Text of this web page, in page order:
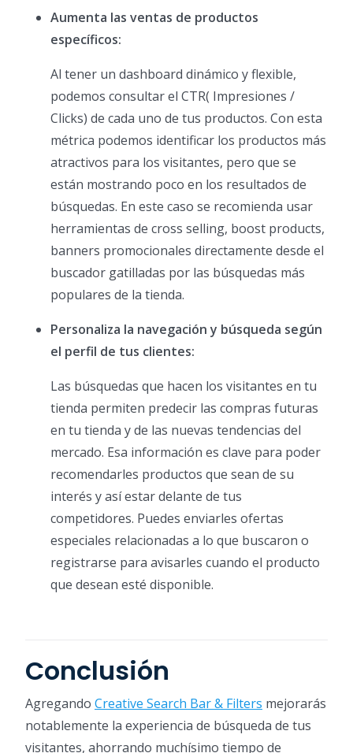
Aumenta las ventas de productos
específicos:
Al tener un dashboard dinámico y flexible,
podemos consultar el CTR( Impresiones /
Clicks) de cada uno de tus productos. Con esta
métrica podemos identificar los productos más
atractivos para los visitantes, pero que se
están mostrando poco en los resultados de
búsquedas. En este caso se recomienda usar
herramientas de cross selling, boost products,
banners promocionales directamente desde el
buscador gatilladas por las búsquedas más
populares de la tienda.
Personaliza la navegación y búsqueda según
el perfil de tus clientes:
Las búsquedas que hacen los visitantes en tu
tienda permiten predecir las compras futuras
en tu tienda y de las nuevas tendencias del
mercado. Esa información es clave para poder
recomendarles productos que sean de su
interés y así estar delante de tus
competidores. Puedes enviarles ofertas
especiales relacionadas a lo que buscaron o
registrarse para avisarles cuando el producto
que desean esté disponible.
Conclusión
Agregando Creative Search Bar & Filters mejorarás
notablemente la experiencia de búsqueda de tus
visitantes, ahorrando muchísimo tiempo de